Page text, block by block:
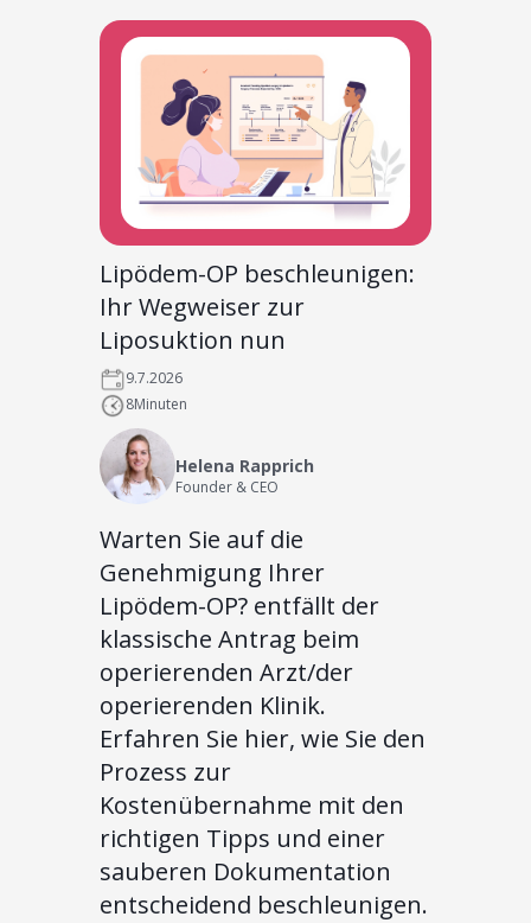
Lipödem-OP beschleunigen:
Ihr Wegweiser zur
Liposuktion nun
9.7.2026
8Minuten
Helena Rapprich
Founder & CEO
Warten Sie auf die
Genehmigung Ihrer
Lipödem-OP? entfällt der
klassische Antrag beim
operierenden Arzt/der
operierenden Klinik.
Erfahren Sie hier, wie Sie den
Prozess zur
Kostenübernahme mit den
richtigen Tipps und einer
sauberen Dokumentation
entscheidend beschleunigen.